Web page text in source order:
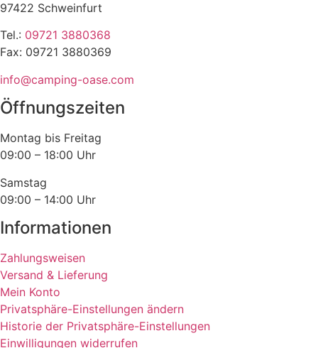
97422 Schweinfurt
Tel.: 09721 3880368
Fax: 09721 3880369
info@camping-oase.com
Öffnungszeiten
Montag bis Freitag
09:00 – 18:00 Uhr
Samstag
09:00 – 14:00 Uhr
Informationen
Zahlungsweisen
Versand & Lieferung
Mein Konto
Privatsphäre-Einstellungen ändern
Historie der Privatsphäre-Einstellungen
Einwilligungen widerrufen